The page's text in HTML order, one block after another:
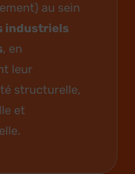
au sein
industriels
, en
leur
structurelle,
et